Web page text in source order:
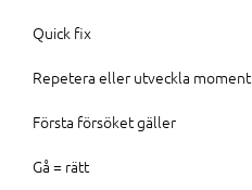
Quick fix
Repetera eller utveckla moment
Första försöket gäller
Gå = rätt